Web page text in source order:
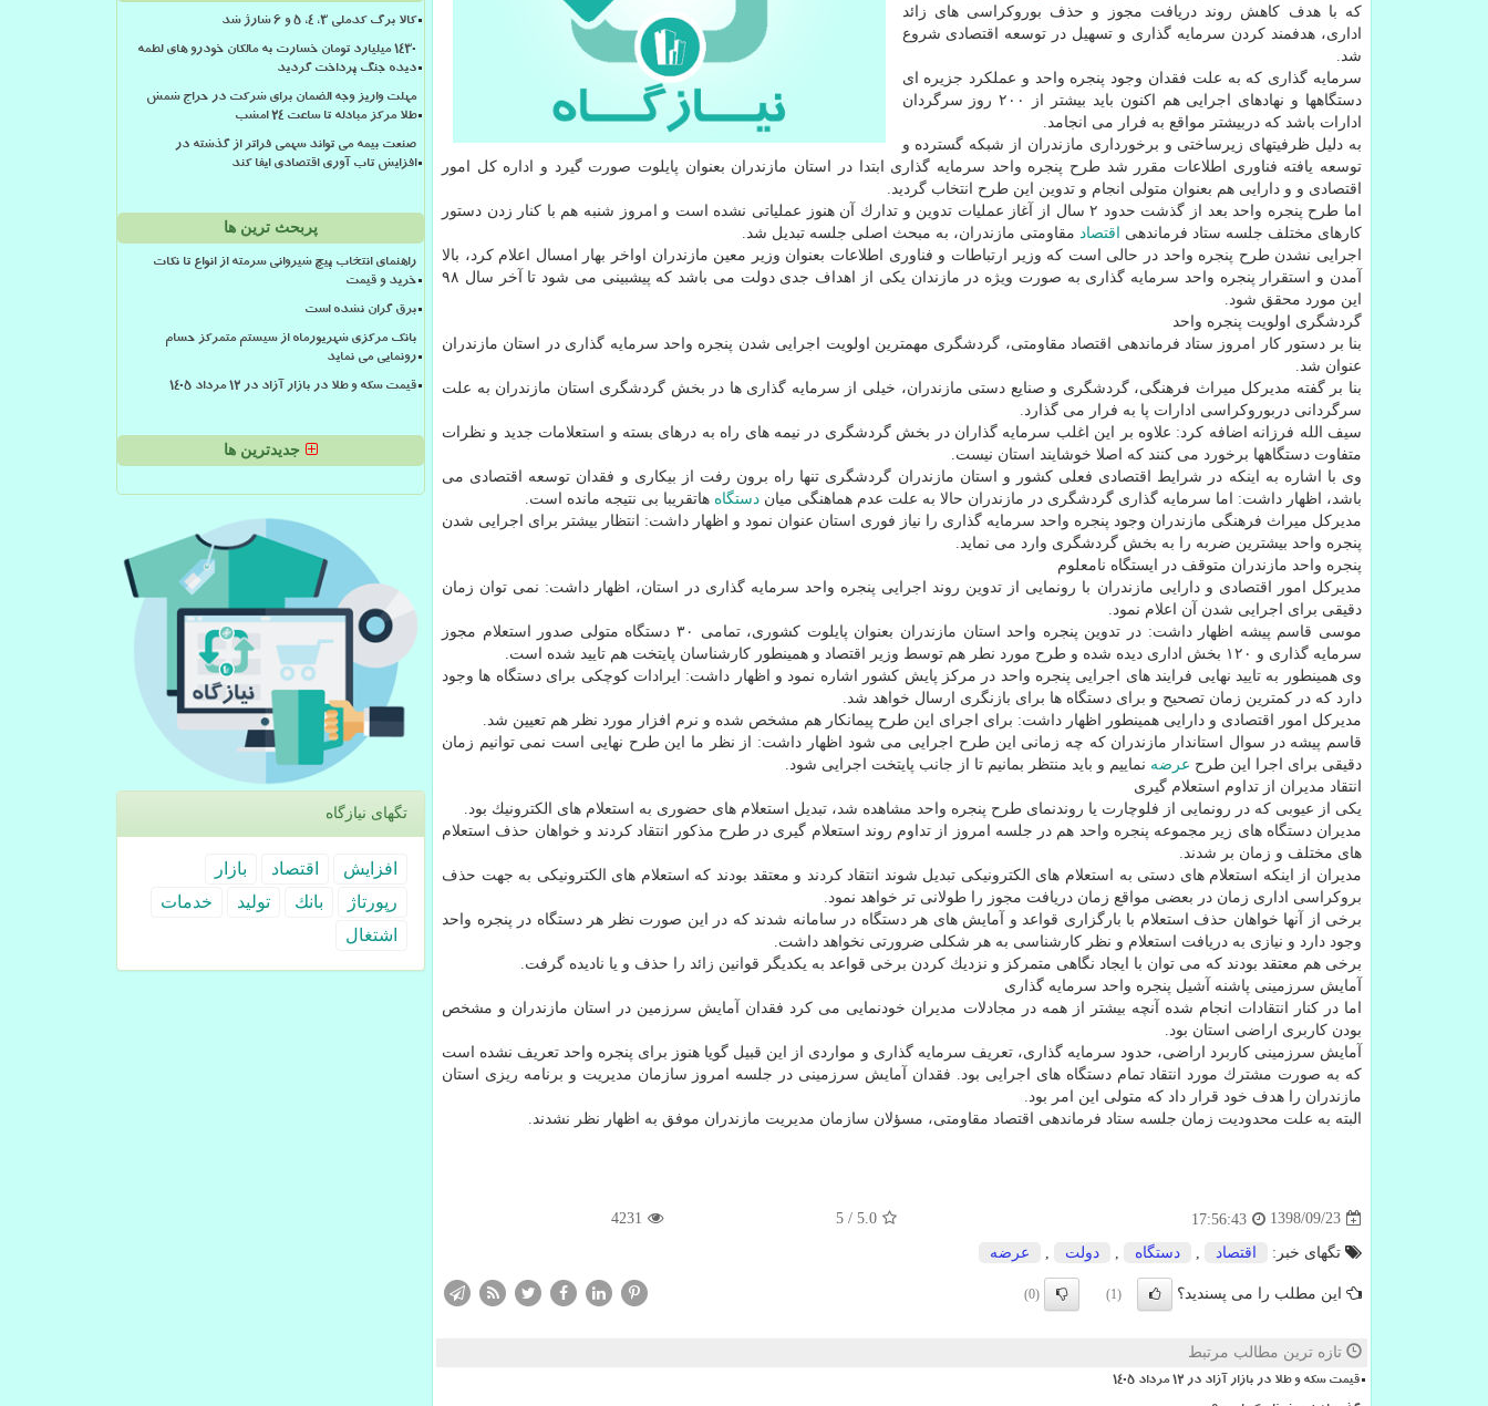
كه با هدف كاهش روند دریافت مجوز و حذف بوروكراسی های زائد
اداری، هدفمند كردن سرمایه گذاری و تسهیل در توسعه اقتصادی شروع
شد.
سرمایه گذاری كه به علت فقدان وجود پنجره واحد و عملكرد جزیره ای
دستگاهها و نهادهای اجرایی هم اكنون باید بیشتر از ۲۰۰ روز سرگردان
ادارات باشد كه دربیشتر مواقع به فرار می انجامد.
به دلیل ظرفیتهای زیرساختی و برخورداری مازندران از شبكه گسترده و
توسعه یافته فناوری اطلاعات مقرر شد طرح پنجره واحد سرمایه گذاری ابتدا در استان مازندران بعنوان پایلوت صورت گیرد و اداره كل امور
اقتصادی و و دارایی هم بعنوان متولی انجام و تدوین این طرح انتخاب گردید.
اما طرح پنجره واحد بعد از گذشت حدود ۲ سال از آغاز عملیات تدوین و تدارك آن هنوز عملیاتی نشده است و امروز شنبه هم با كنار زدن دستور
كارهای مختلف جلسه ستاد فرماندهی
اقتصاد مقاومتی مازندران، به مبحث اصلی جلسه تبدیل شد.
اجرایی نشدن طرح پنجره واحد در حالی است كه وزیر ارتباطات و فناوری اطلاعات بعنوان وزیر معین مازندران اواخر بهار امسال اعلام كرد، بالا
آمدن و استقرار پنجره واحد سرمایه گذاری به صورت ویژه در مازندان یكی از اهداف جدی دولت می باشد كه پیشبینی می شود تا آخر سال ۹۸
این مورد محقق شود.
گردشگری اولویت پنجره واحد
بنا بر دستور كار امروز ستاد فرماندهی اقتصاد مقاومتی، گردشگری مهمترین اولویت اجرایی شدن پنجره واحد سرمایه گذاری در استان مازندران
عنوان شد.
بنا بر گفته مدیركل میراث فرهنگی، گردشگری و صنایع دستی مازندران، خیلی از سرمایه گذاری ها در بخش گردشگری استان مازندران به علت
سرگردانی دربوروكراسی ادارات پا به فرار می گذارد.
سیف الله فرزانه اضافه كرد: علاوه بر این اغلب سرمایه گذاران در بخش گردشگری در نیمه های راه به درهای بسته و استعلامات جدید و نظرات
متفاوت دستگاهها برخورد می كنند كه اصلا خوشایند استان نیست.
وی با اشاره به اینكه در شرایط اقتصادی فعلی كشور و استان مازندران گردشگری تنها راه برون رفت از بیكاری و فقدان توسعه اقتصادی می
باشد، اظهار داشت: اما سرمایه گذاری گردشگری در مازندران حالا به علت عدم هماهنگی میان دستگاه هاتقریبا بی نتیجه مانده است.
مدیركل میراث فرهنگی مازندران وجود پنجره واحد سرمایه گذاری را نیاز فوری استان عنوان نمود و اظهار داشت: انتظار بیشتر برای اجرایی شدن
پنجره واحد بیشترین ضربه را به بخش گردشگری وارد می نماید.
پنجره واحد مازندران متوقف در ایستگاه نامعلوم
مدیركل امور اقتصادی و دارایی مازندران با رونمایی از تدوین روند اجرایی پنجره واحد سرمایه گذاری در استان، اظهار داشت: نمی توان زمان
دقیقی برای اجرایی شدن آن اعلام نمود.
موسی قاسم پیشه اظهار داشت: در تدوین پنجره واحد استان مازندران بعنوان پایلوت كشوری، تمامی ۳۰ دستگاه متولی صدور استعلام مجوز
سرمایه گذاری و ۱۲۰ بخش اداری دیده شده و طرح مورد نطر هم توسط وزیر اقتصاد و همینطور كارشناسان پایتخت هم تایید شده است.
وی همینطور به تایید نهایی فرایند های اجرایی پنجره واحد در مركز پایش كشور اشاره نمود و اظهار داشت: ایرادات كوچكی برای دستگاه ها وجود
دارد كه در كمترین زمان تصحیح و برای دستگاه ها برای بازنگری ارسال خواهد شد.
مدیركل امور اقتصادی و دارایی همینطور اظهار داشت: برای اجرای این طرح پیمانكار هم مشخص شده و نرم افزار مورد نظر هم تعیین شد.
قاسم پیشه در سوال استاندار مازندران كه چه زمانی این طرح اجرایی می شود اظهار داشت: از نظر ما این طرح نهایی است نمی توانیم زمان
دقیقی برای اجرا این طرح عرضه نماییم و باید منتظر بمانیم تا از جانب پایتخت اجرایی شود.
انتقاد مدیران از تداوم استعلام گیری
یكی از عیوبی كه در رونمایی از فلوچارت یا روندنمای طرح پنجره واحد مشاهده شد، تبدیل استعلام های حضوری به استعلام های الكترونیك بود.
مدیران دستگاه های زیر مجموعه پنجره واحد هم در جلسه امروز از تداوم روند استعلام گیری در طرح مذكور انتقاد كردند و خواهان حذف استعلام
های مختلف و زمان بر شدند.
مدیران از اینكه استعلام های دستی به استعلام های الكترونیكی تبدیل شوند انتقاد كردند و معتقد بودند كه استعلام های الكترونیكی به جهت حذف
بروكراسی اداری زمان در بعضی مواقع زمان دریافت مجوز را طولانی تر خواهد نمود.
برخی از آنها خواهان حذف استعلام با بارگزاری قواعد و آمایش های هر دستگاه در سامانه شدند كه در این صورت نظر هر دستگاه در پنجره واحد
وجود دارد و نیازی به دریافت استعلام و نظر كارشناسی به هر شكلی ضرورتی نخواهد داشت.
برخی هم معتقد بودند كه می توان با ایجاد نگاهی متمركز و نزدیك كردن برخی قواعد به یكدیگر قوانین زائد را حذف و یا نادیده گرفت.
آمایش سرزمینی پاشنه آشیل پنجره واحد سرمایه گذاری
اما در كنار انتقادات انجام شده آنچه بیشتر از همه در مجادلات مدیران خودنمایی می كرد فقدان آمایش سرزمین در استان مازندران و مشخص
بودن كاربری اراضی استان بود.
آمایش سرزمینی كاربرد اراضی، حدود سرمایه گذاری، تعریف سرمایه گذاری و مواردی از این قبیل گویا هنوز برای پنجره واحد تعریف نشده است
كه به صورت مشترك مورد انتقاد تمام دستگاه های اجرایی بود. فقدان آمایش سرزمینی در جلسه امروز سازمان مدیریت و برنامه ریزی استان
مازندران را هدف خود قرار داد كه متولی این امر بود.
البته به علت محدودیت زمان جلسه ستاد فرماندهی اقتصاد مقاومتی، مسؤلان سازمان مدیریت مازندران موفق به اظهار نظر نشدند.
1398/09/23
17:56:43
5.0
/
5
4231
تگهای خبر: اقتصاد دستگاه دولت عرضه
این مطلب را می پسندید؟ (1)
(0)
تازه ترین مطالب مرتبط
قیمت سکه و طلا در بازار آزاد در ۱۲ مرداد ۱۴۰۵
کالا برگ کدملی 3، 4، 5 و 6 شارژ شد
۱۴۳۰ میلیارد تومان خسارت به مالکان خودرو های لطمه
دیده جنگ پرداخت گردید
مهلت واریز وجه الضمان برای شرکت در حراج شمش
طلا مرکز مبادله تا ساعت ۲۴ امشب
صنعت بیمه می تواند سهمی فراتر از گذشته در
افزایش تاب آوری اقتصادی ایفا کند
پربحث ترین ها
راهنمای انتخاب پیچ شیروانی سرمته از انواع تا نکات
خرید و قیمت
برق گران نشده است
بانک مرکزی شهریورماه از سیستم متمرکز حسام
رونمایی می نماید
قیمت سکه و طلا در بازار آزاد در ۱۲ مرداد ۱۴۰۵
جدیدترین ها
تگهای نیازگاه
افزایش اقتصاد
بازار
رپورتاژ
بانك تولید
خدمات
اشتغال